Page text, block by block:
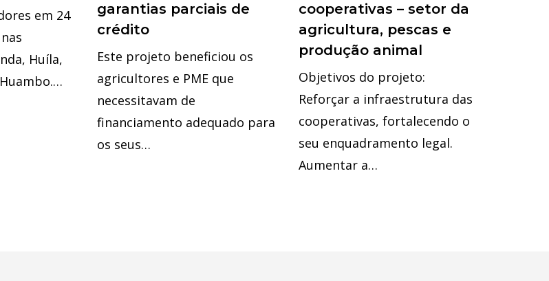
em 24
Huíla,
garantias parciais de
crédito
Este projeto beneficiou os
agricultores e PME que
necessitavam de
financiamento adequado para
os seus…
cooperativas – setor da
agricultura, pescas e
produção animal
Objetivos do projeto:
Reforçar a infraestrutura das
cooperativas, fortalecendo o
seu enquadramento legal.
Aumentar a…